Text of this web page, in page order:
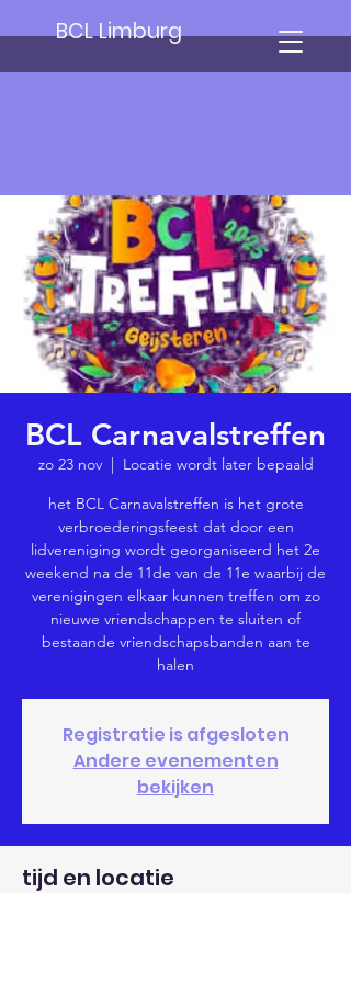
BCL Limburg
BCL Carnavalstreffen
zo 23 nov
  |
Locatie wordt later bepaald
het BCL Carnavalstreffen is het grote
verbroederingsfeest dat door een
lidvereniging wordt georganiseerd het 2e
weekend na de 11de van de 11e waarbij de
verenigingen elkaar kunnen treffen om zo
nieuwe vriendschappen te sluiten of
bestaande vriendschapsbanden aan te
halen
Registratie is afgesloten
Andere evenementen
bekijken
tijd en locatie